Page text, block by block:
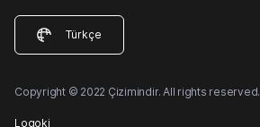
Türkçe
Copyright © 2022 Çizimindir. All rights reserved.
Logoki